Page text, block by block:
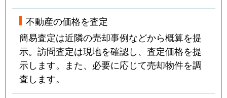
不動産の価格を査定
簡易査定は近隣の売却事例などから概算を提
示。訪問査定は現地を確認し、査定価格を提
示します。また、必要に応じて売却物件を調
査します。